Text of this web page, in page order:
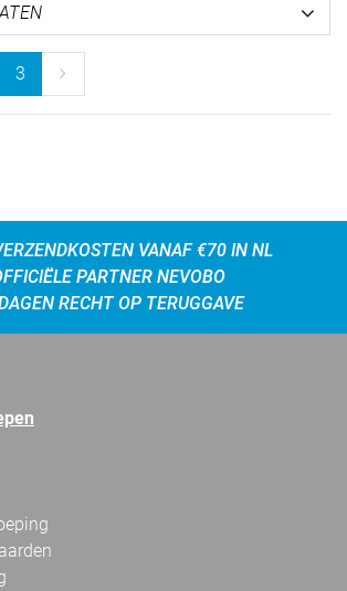
3
VANAF €70 IN NL
PARTNER NEVOBO
RECHT OP TERUGGAVE